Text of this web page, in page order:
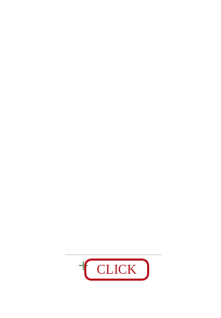
+ CLICK